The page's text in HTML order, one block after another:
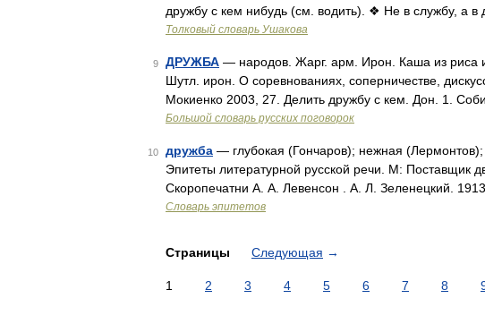
дружбу с кем нибудь (см. водить). ❖ Не в службу, а в
Толковый словарь Ушакова
9 ДРУЖБА — народов. Жарг. арм. Ирон. Каша из риса
Шутл. ирон. О соревнованиях, соперничестве,
Мокиенко 2003, 27. Делить дружбу с кем. Дон. 1.
Большой словарь русских поговорок
10 дружба — глубокая (Гончаров); нежная
Эпитеты литературной русской речи. М: Поставщик
Скоропечатни А. А. Левенсон . А. Л. Зеленецкий.
Словарь эпитетов
Страницы Следующая →
1 2 3 4 5 6 7 8